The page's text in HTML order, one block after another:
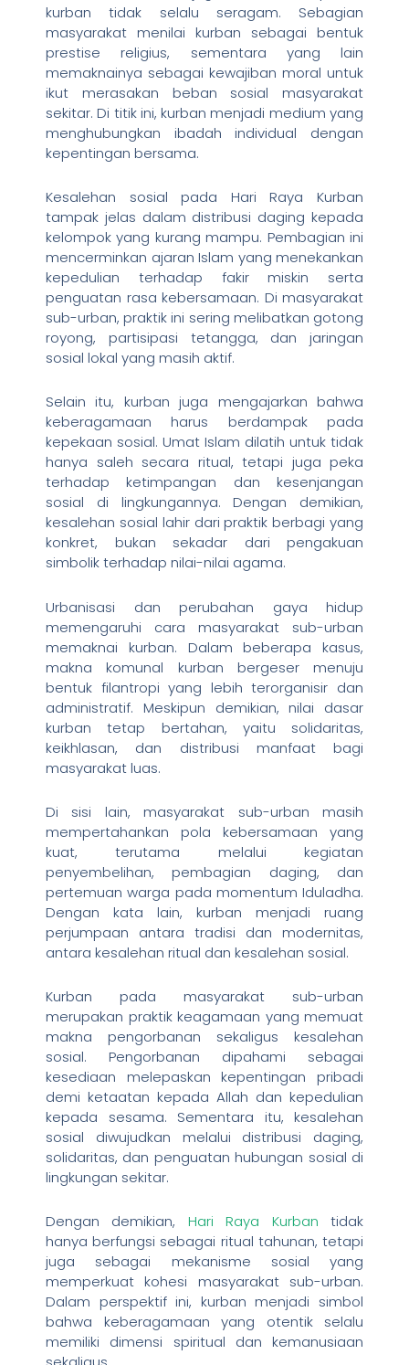
kurban tidak selalu seragam. Sebagian
masyarakat menilai kurban sebagai bentuk
prestise religius, sementara yang lain
memaknainya sebagai kewajiban moral untuk
ikut merasakan beban sosial masyarakat
sekitar. Di titik ini, kurban menjadi medium yang
menghubungkan ibadah individual dengan
kepentingan bersama.
Kesalehan sosial pada Hari Raya Kurban
tampak jelas dalam distribusi daging kepada
kelompok yang kurang mampu. Pembagian ini
mencerminkan ajaran Islam yang menekankan
kepedulian terhadap fakir miskin serta
penguatan rasa kebersamaan. Di masyarakat
sub-urban, praktik ini sering melibatkan gotong
royong, partisipasi tetangga, dan jaringan
sosial lokal yang masih aktif.
Selain itu, kurban juga mengajarkan bahwa
keberagamaan harus berdampak pada
kepekaan sosial. Umat Islam dilatih untuk tidak
hanya saleh secara ritual, tetapi juga peka
terhadap ketimpangan dan kesenjangan
sosial di lingkungannya. Dengan demikian,
kesalehan sosial lahir dari praktik berbagi yang
konkret, bukan sekadar dari pengakuan
simbolik terhadap nilai-nilai agama.
Urbanisasi dan perubahan gaya hidup
memengaruhi cara masyarakat sub-urban
memaknai kurban. Dalam beberapa kasus,
makna komunal kurban bergeser menuju
bentuk filantropi yang lebih terorganisir dan
administratif. Meskipun demikian, nilai dasar
kurban tetap bertahan, yaitu solidaritas,
keikhlasan, dan distribusi manfaat bagi
masyarakat luas.
Di sisi lain, masyarakat sub-urban masih
mempertahankan pola kebersamaan yang
kuat, terutama melalui kegiatan
penyembelihan, pembagian daging, dan
pertemuan warga pada momentum Iduladha.
Dengan kata lain, kurban menjadi ruang
perjumpaan antara tradisi dan modernitas,
antara kesalehan ritual dan kesalehan sosial.
Kurban pada masyarakat sub-urban
merupakan praktik keagamaan yang memuat
makna pengorbanan sekaligus kesalehan
sosial. Pengorbanan dipahami sebagai
kesediaan melepaskan kepentingan pribadi
demi ketaatan kepada Allah dan kepedulian
kepada sesama. Sementara itu, kesalehan
sosial diwujudkan melalui distribusi daging,
solidaritas, dan penguatan hubungan sosial di
lingkungan sekitar.
Dengan demikian, Hari Raya Kurban tidak
hanya berfungsi sebagai ritual tahunan, tetapi
juga sebagai mekanisme sosial yang
memperkuat kohesi masyarakat sub-urban.
Dalam perspektif ini, kurban menjadi simbol
bahwa keberagamaan yang otentik selalu
memiliki dimensi spiritual dan kemanusiaan